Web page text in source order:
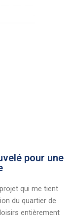
pour une
qui me tient
du quartier de
entièrement